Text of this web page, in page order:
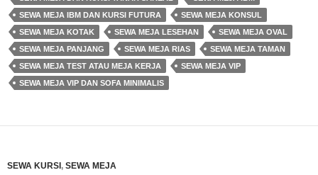
SEWA MEJA IBM DAN KURSI FUTURA
SEWA MEJA KONSUL
SEWA MEJA KOTAK
SEWA MEJA LESEHAN
SEWA MEJA OVAL
SEWA MEJA PANJANG
SEWA MEJA RIAS
SEWA MEJA TAMAN
SEWA MEJA TEST ATAU MEJA KERJA
SEWA MEJA VIP
SEWA MEJA VIP DAN SOFA MINIMALIS
SEWA KURSI, SEWA MEJA